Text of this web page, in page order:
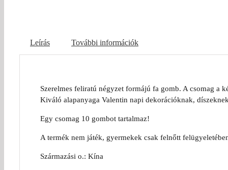
Leírás További információk
Szerelmes feliratú négyzet formájú fa gomb. A csomag a
Kiváló alapanyaga Valentin napi dekorációknak,
Egy csomag 10 gombot tartalmaz!
A termék nem játék, gyermekek csak felnőtt
Származási o.: Kína